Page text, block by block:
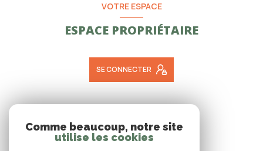
VOTRE ESPACE
ESPACE PROPRIÉTAIRE
SE CONNECTER
NOUS ADHÉRONS
Comme beaucoup, notre site
utilise les cookies